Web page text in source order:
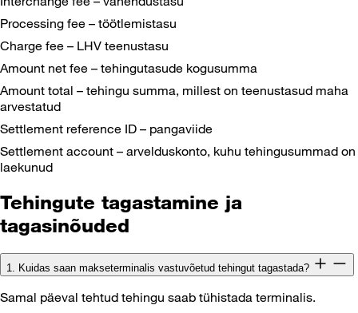
Processing fee – töötlemistasu
Charge fee – LHV teenustasu
Amount net fee – tehingutasude kogusumma
Amount total – tehingu summa, millest on teenustasud maha
arvestatud
Settlement reference ID – pangaviide
Settlement account – arvelduskonto, kuhu tehingusummad on
laekunud
Tehingute tagastamine ja
tagasinõuded
1. Kuidas saan makseterminalis vastuvõetud tehingut tagastada?
Samal päeval tehtud tehingu saab tühistada terminalis.